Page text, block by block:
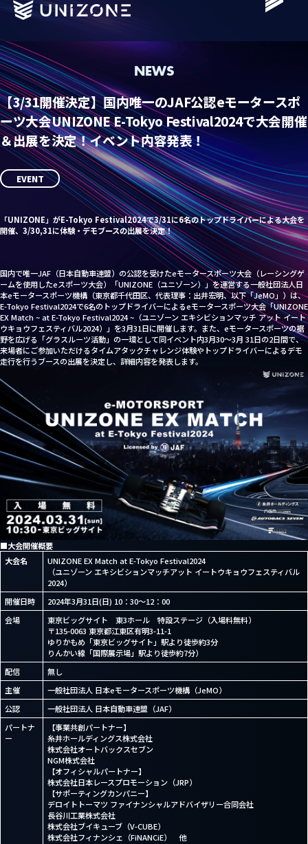
Schedule
Standings
Team
Driver
Grass Roots
Vision
News
About us
Partner Sales
NEWS
【3/31開催決定】国内唯一のJAF公認eモータースポ
ーツ大会UNIZONE E-Tokyo Festival2024で大会開催
＆出展を決定！イベント内容発表！
EVENT
「UNIZONE」がE-Tokyo Festival2024で3/31に6名のトップドライバーによる大会を
開催、3/30,31に体験・デモブースの出展を決定！
国内で唯一JAF（日本自動車連盟）の公認を受けたeモータースポーツ大会（レーシングゲ
ームを使用したeスポーツ大会）「UNIZONE（ユニゾーン）」を運営する一般社団法人日
本eモータースポーツ機構（東京都千代田区、代表理事：出井宏明、以下「JeMO」）は、
E-Tokyo Festival2024で6名のトップドライバーによるeモータースポーツ大会「UNIZONE
EX Match ~ at E-Tokyo Festival2024 ~（ユニゾーン エキシビションマッチ アット イート
ウキョウフェスティバル2024）」を3月31日に開催します。また、eモータースポーツの裾
野を広げる「グラスルーツ活動」の一環として同イベント内3月30～3月 31日の2日間で、
来場者にご参加いただけるタイムアタックチャレンジ体験やトップドライバーによるデモ
走行を行うブースの出展を決定し、詳細内容を発表します。
■大会開催概要
大会名
UNIZONE EX Match at E-Tokyo Festival2024
（ユニゾーン エキシビションマッチアット イートウキョウフェスティバル
2024）
開催日時
2024年3月31日(日) 10：30～12：00
会場
東京ビッグサイト 東3ホール 特設ステージ（入場料無料）
〒135-0063 東京都江東区有明3-11-1
ゆりかもめ「東京ビッグサイト」駅より徒歩約3分
りんかい線「国際展示場」駅より徒歩約7分）
配信
無し
主催
一般社団法人 日本eモータースポーツ機構（JeMO）
公認
一般社団法人 日本自動車連盟（JAF）
パートナ
ー
【事業共創パートナー】
糸井ホールディングス株式会社
株式会社オートバックスセブン
NGM株式会社
【オフィシャルパートナー】
株式会社日本レースプロモーション（JRP）
【サポーティングカンパニー】
デロイトトーマツ ファイナンシャルアドバイザリー合同会社
長谷川工業株式会社
株式会社ブイキューブ（V-CUBE）
株式会社フィナンシェ（FiNANCiE） 他